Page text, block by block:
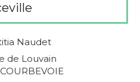
Naudet
de Louvain
COURBEVOIE